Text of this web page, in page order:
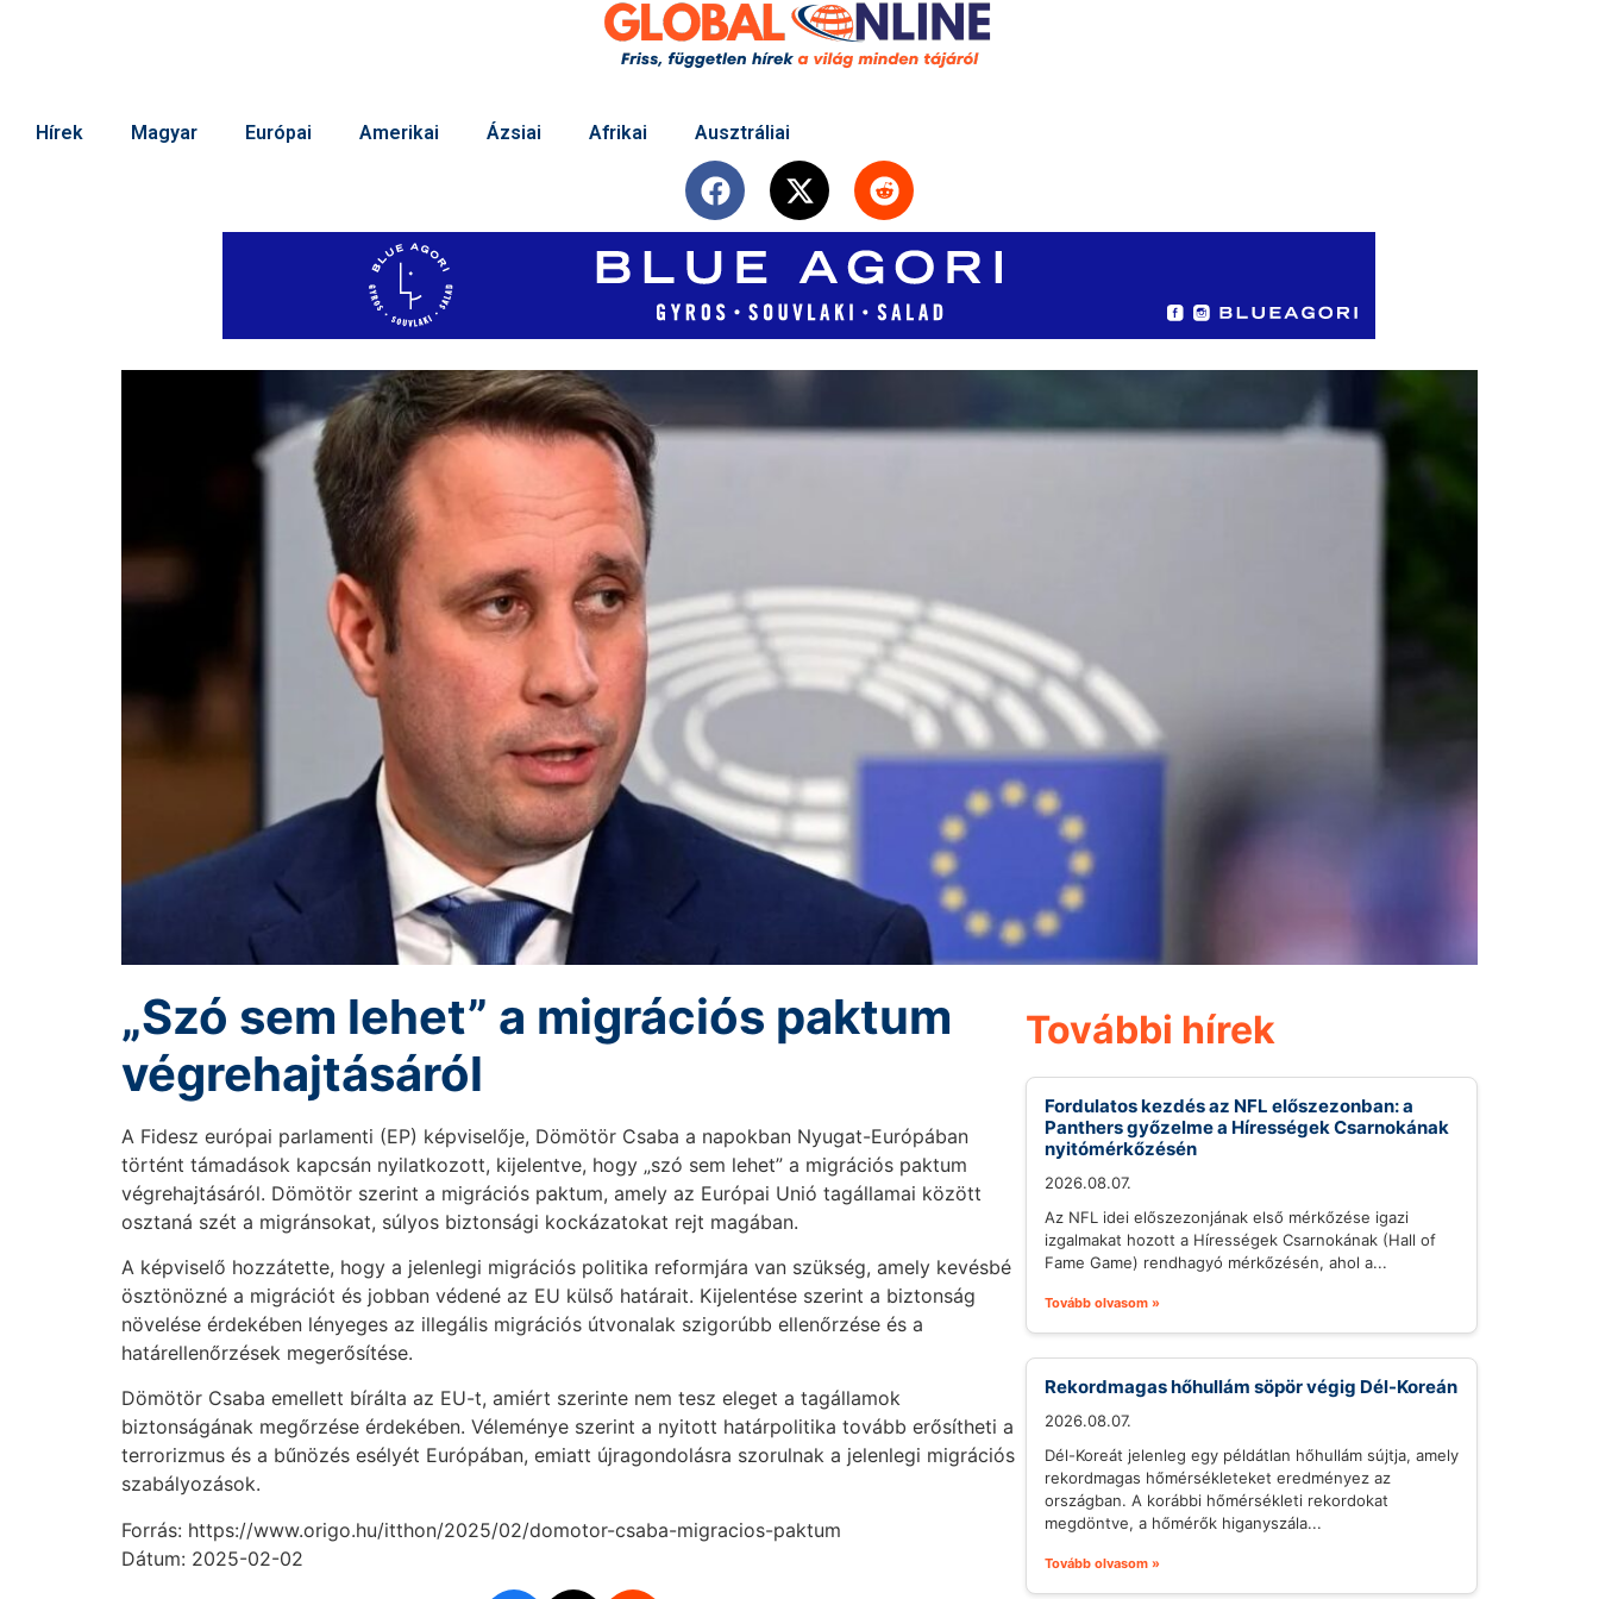
Hírek Magyar Európai Amerikai Ázsiai Afrikai Ausztráliai
„Szó sem lehet” a migrációs paktum
végrehajtásáról
A Fidesz európai parlamenti (EP) képviselője, Dömötör Csaba a napokban Nyugat-Európában
történt támadások kapcsán nyilatkozott, kijelentve, hogy „szó sem lehet” a migrációs paktum
végrehajtásáról. Dömötör szerint a migrációs paktum, amely az Európai Unió tagállamai között
osztaná szét a migránsokat, súlyos biztonsági kockázatokat rejt magában.
A képviselő hozzátette, hogy a jelenlegi migrációs politika reformjára van szükség, amely kevésbé
ösztönözné a migrációt és jobban védené az EU külső határait. Kijelentése szerint a biztonság
növelése érdekében lényeges az illegális migrációs útvonalak szigorúbb ellenőrzése és a
határellenőrzések megerősítése.
Dömötör Csaba emellett bírálta az EU-t, amiért szerinte nem tesz eleget a tagállamok
biztonságának megőrzése érdekében. Véleménye szerint a nyitott határpolitika tovább erősítheti a
terrorizmus és a bűnözés esélyét Európában, emiatt újragondolásra szorulnak a jelenlegi migrációs
szabályozások.
Forrás: https://www.origo.hu/itthon/2025/02/domotor-csaba-migracios-paktum
Dátum: 2025-02-02
További hírek
Fordulatos kezdés az NFL előszezonban: a
Panthers győzelme a Hírességek Csarnokának
nyitómérkőzésén
2026.08.07.
Az NFL idei előszezonjának első mérkőzése igazi
izgalmakat hozott a Hírességek Csarnokának (Hall of
Fame Game) rendhagyó mérkőzésén, ahol a...
Tovább olvasom »
Rekordmagas hőhullám söpör végig Dél-Koreán
2026.08.07.
Dél-Koreát jelenleg egy példátlan hőhullám sújtja, amely
rekordmagas hőmérsékleteket eredményez az
országban. A korábbi hőmérsékleti rekordokat
megdöntve, a hőmérők higanyszála...
Tovább olvasom »